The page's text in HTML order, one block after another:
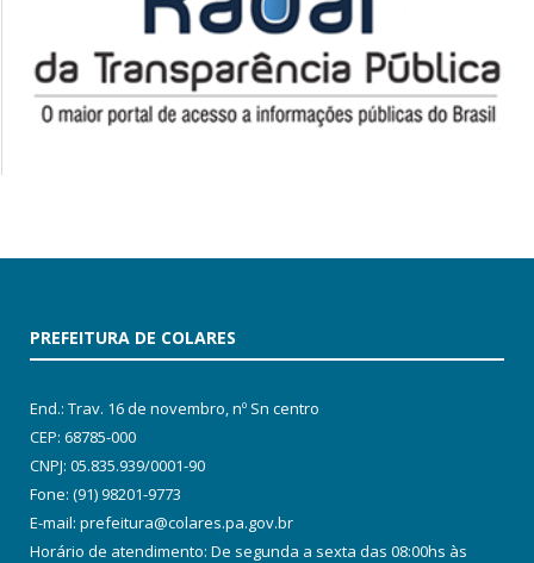
PREFEITURA DE COLARES
End.: Trav. 16 de novembro, nº Sn centro
CEP: 68785-000
CNPJ: 05.835.939/0001-90
Fone: (91) 98201-9773
E-mail: prefeitura@colares.pa.gov.br
Horário de atendimento: De segunda a sexta das 08:00hs às